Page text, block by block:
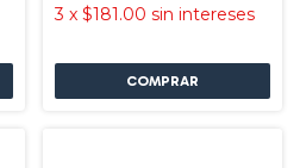
3 x $181.00 sin intereses